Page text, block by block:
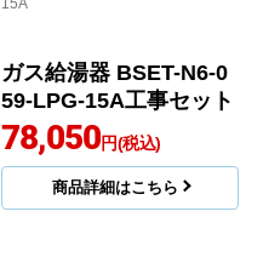
ガス温水暖房付ふろ給
湯器 ガス給湯器 GTH-2
454AW3H-BL-13A-20A
工事費込
213,843